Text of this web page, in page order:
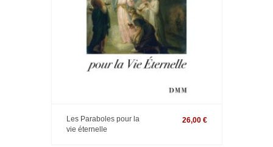
Les Paraboles pour la
vie éternelle
26,00 €